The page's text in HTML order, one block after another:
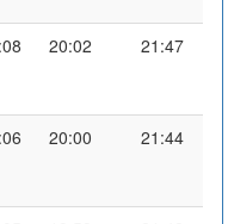
20:02 21:47
20:00 21:44